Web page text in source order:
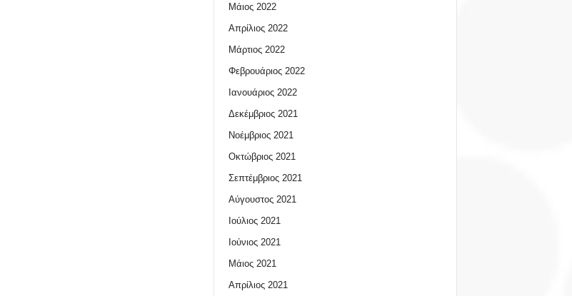
Μάιος 2022
Απρίλιος 2022
Μάρτιος 2022
Φεβρουάριος 2022
Ιανουάριος 2022
Δεκέμβριος 2021
Νοέμβριος 2021
Οκτώβριος 2021
Σεπτέμβριος 2021
Αύγουστος 2021
Ιούλιος 2021
Ιούνιος 2021
Μάιος 2021
Απρίλιος 2021